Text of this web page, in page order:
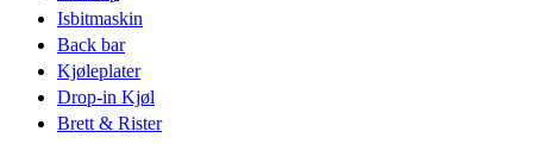
Isbitmaskin
Back bar
Kjøleplater
Drop-in Kjøl
Brett & Rister